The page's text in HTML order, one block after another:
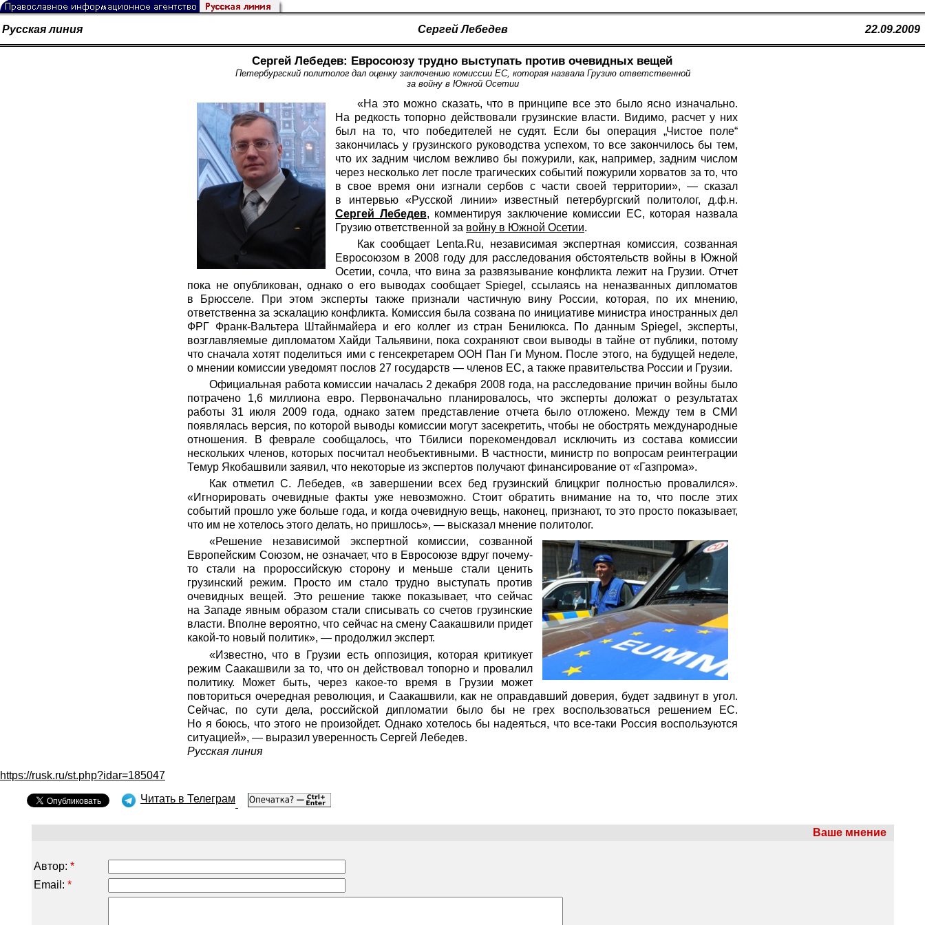
Русская линия Сергей Лебедев 22.09.2009
Сергей Лебедев: Евросоюзу трудно выступать против очевидных вещей
Петербургский политолог дал оценку заключению комиссии ЕС, которая назвала Грузию ответственной
за войну в Южной Осетии
«На это можно сказать, что в принципе все это было ясно изначально.
На редкость топорно действовали грузинские власти. Видимо, расчет у них
был на то, что победителей не судят. Если бы операция „Чистое поле“
закончилась у грузинского руководства успехом, то все закончилось бы тем,
что их задним числом вежливо бы пожурили, как, например, задним числом
через несколько лет после трагических событий пожурили хорватов за то, что
в свое время они изгнали сербов с части своей территории», — сказал
в интервью «Русской линии» известный петербургский политолог, д.ф.н.
Сергей Лебедев, комментируя заключение комиссии ЕС, которая назвала
Грузию ответственной за войну в Южной Осетии.
Как сообщает Lenta.Ru, независимая экспертная комиссия, созванная
Евросоюзом в 2008 году для расследования обстоятельств войны в Южной
Осетии, сочла, что вина за развязывание конфликта лежит на Грузии. Отчет
пока не опубликован, однако о его выводах сообщает Spiegel, ссылаясь на неназванных дипломатов
в Брюсселе. При этом эксперты также признали частичную вину России, которая, по их мнению,
ответственна за эскалацию конфликта. Комиссия была созвана по инициативе министра иностранных дел
ФРГ Франк-Вальтера Штайнмайера и его коллег из стран Бенилюкса. По данным Spiegel, эксперты,
возглавляемые дипломатом Хайди Тальявини, пока сохраняют свои выводы в тайне от публики, потому
что сначала хотят поделиться ими с генсекретарем ООН Пан Ги Муном. После этого, на будущей неделе,
о мнении комиссии уведомят послов 27 государств — членов ЕС, а также правительства России и Грузии.
Официальная работа комиссии началась 2 декабря 2008 года, на расследование причин войны было
потрачено 1,6 миллиона евро. Первоначально планировалось, что эксперты доложат о результатах
работы 31 июля 2009 года, однако затем представление отчета было отложено. Между тем в СМИ
появлялась версия, по которой выводы комиссии могут засекретить, чтобы не обострять международные
отношения. В феврале сообщалось, что Тбилиси порекомендовал исключить из состава комиссии
нескольких членов, которых посчитал необъективными. В частности, министр по вопросам реинтеграции
Темур Якобашвили заявил, что некоторые из экспертов получают финансирование от «Газпрома».
Как отметил С. Лебедев, «в завершении всех бед грузинский блицкриг полностью провалился».
«Игнорировать очевидные факты уже невозможно. Стоит обратить внимание на то, что после этих
событий прошло уже больше года, и когда очевидную вещь, наконец, признают, то это просто показывает,
что им не хотелось этого делать, но пришлось», — высказал мнение политолог.
«Решение независимой экспертной комиссии, созванной
Европейским Союзом, не означает, что в Евросоюзе вдруг почему-
то стали на пророссийскую сторону и меньше стали ценить
грузинский режим. Просто им стало трудно выступать против
очевидных вещей. Это решение также показывает, что сейчас
на Западе явным образом стали списывать со счетов грузинские
власти. Вполне вероятно, что сейчас на смену Саакашвили придет
какой-то новый политик», — продолжил эксперт.
«Известно, что в Грузии есть оппозиция, которая критикует
режим Саакашвили за то, что он действовал топорно и провалил
политику. Может быть, через какое-то время в Грузии может
повториться очередная революция, и Саакашвили, как не оправдавший доверия, будет задвинут в угол.
Сейчас, по сути дела, российской дипломатии было бы не грех воспользоваться решением ЕС.
Но я боюсь, что этого не произойдет. Однако хотелось бы надеяться, что все-таки Россия воспользуются
ситуацией», — выразил уверенность Сергей Лебедев.
Русская линия
https://rusk.ru/st.php?idar=185047
Читать в Телеграм
Ваше мнение
Автор: *
Email: *